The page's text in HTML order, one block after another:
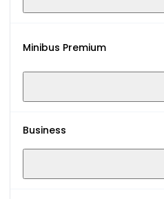
Minibus Premium
Business